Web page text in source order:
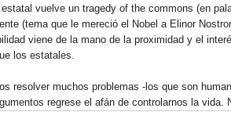
estatal vuelve un tragedy of the commons (en
(tema que le mereció el Nobel a Elinor
viene de la mano de la proximidad y el
los estatales.
resolver muchos problemas -los que son
regrese el afán de controlarnos la